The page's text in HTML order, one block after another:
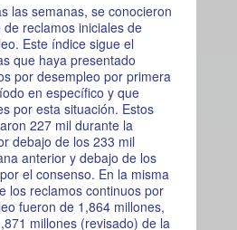
las semanas, se conocieron
reclamos iniciales de
Este índice sigue el
que haya presentado
por desempleo por primera
en específico y que
por esta situación. Estos
227 mil durante la
debajo de los 233 mil
anterior y debajo de los
el consenso. En la misma
los reclamos continuos por
fueron de 1,864 millones,
millones (revisado) de la